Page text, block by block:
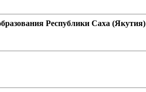
Республики Саха (Якутия)